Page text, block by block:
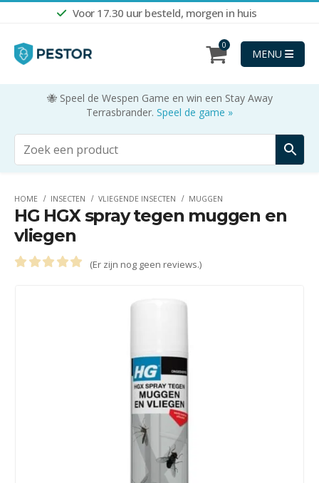
Voor 17.30 uur besteld, morgen in huis
0
MENU
🐝 Speel de Wespen Game en win een Stay Away
Terrasbrander. Speel de game »
HOME INSECTEN VLIEGENDE INSECTEN MUGGEN
HG HGX spray tegen muggen en
vliegen
(Er zijn nog geen reviews.)